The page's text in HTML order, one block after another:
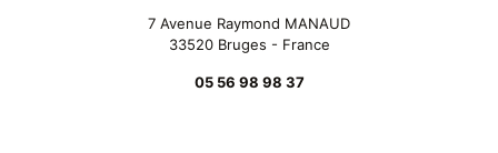
7 Avenue Raymond MANAUD
33520 Bruges - France
05 56 98 98 37